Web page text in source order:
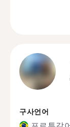
구사언어